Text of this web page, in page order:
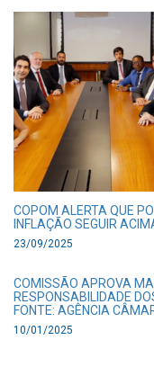
COPOM ALERTA QUE
INFLAÇÃO SEGUIR
23/09/2025
COMISSÃO APROVA
RESPONSABILIDADE
FONTE: AGÊNCIA
10/01/2025